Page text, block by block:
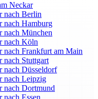
Neckar
nach Berlin
nach Hamburg
nach München
nach Köln
nach Frankfurt am Main
nach Stuttgart
nach Düsseldorf
nach Leipzig
nach Dortmund
Essen